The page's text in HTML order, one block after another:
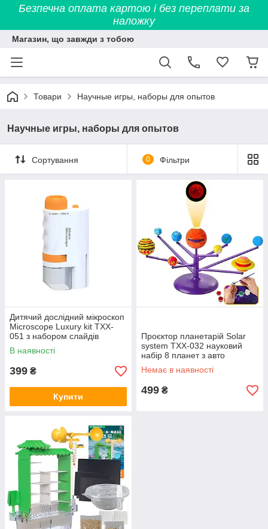
Безпечна оплата картою і без переплати за
наложку
Магазин, що завжди з тобою
Товари Научные игры, наборы для опытов
Научные игры, наборы для опытов
Сортування 0 Фільтри
Дитячий дослідний мікроскоп
Microscope Luxury kit TXX-
051 з набором слайдів
освітній
В наявності
399 ₴
Купити
Проєктор планетарій Solar
system TXX-032 науковий
набір 8 планет з авто
обертанням на АКБ 12892-
81214
Немає в наявності
499 ₴